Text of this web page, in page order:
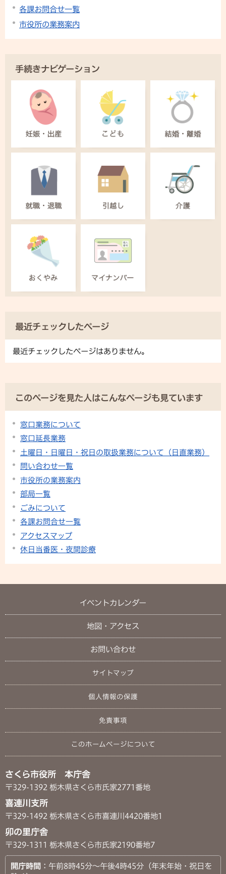
各課お問合せ一覧
市役所の業務案内
手続きナビゲーション
最近チェックしたページ
最近チェックしたページはありません。
このページを見た人はこんなページも見ています
窓口業務について
窓口延長業務
土曜日・日曜日・祝日の取扱業務について（日直業務）
問い合わせ一覧
市役所の業務案内
部局一覧
ごみについて
各課お問合せ一覧
アクセスマップ
休日当番医・夜間診療
イベントカレンダー
地図・アクセス
お問い合わせ
サイトマップ
個人情報の保護
免責事項
このホームページについて
さくら市役所 本庁舎
〒329-1392 栃木県さくら市氏家2771番地
喜連川支所
〒329-1492 栃木県さくら市喜連川4420番地1
卯の里庁舎
〒329-1311 栃木県さくら市氏家2190番地7
開庁時間 ：午前8時45分～午後4時45分（年末年始・祝日を